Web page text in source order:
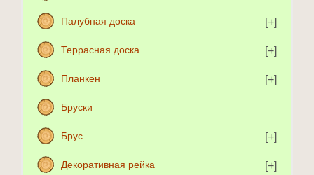
Палубная доска
Террасная доска
Планкен
Бруски
Брус
Декоративная рейка